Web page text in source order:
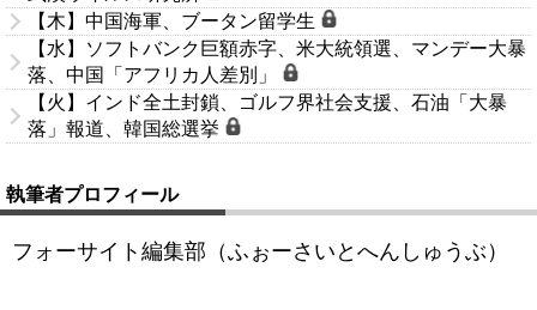
【木】中国海軍、ブータン留学生
【水】ソフトバンク巨額赤字、米大統領選、マンデー大暴
落、中国「アフリカ人差別」
【火】インド全土封鎖、ゴルフ界社会支援、石油「大暴
落」報道、韓国総選挙
執筆者プロフィール
フォーサイト編集部（ふぉーさいとへんしゅうぶ）